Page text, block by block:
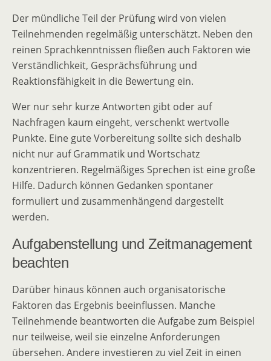
Der mündliche Teil der Prüfung wird von vielen
Teilnehmenden regelmäßig unterschätzt. Neben den
reinen Sprachkenntnissen fließen auch Faktoren wie
Verständlichkeit, Gesprächsführung und
Reaktionsfähigkeit in die Bewertung ein.
Wer nur sehr kurze Antworten gibt oder auf
Nachfragen kaum eingeht, verschenkt wertvolle
Punkte. Eine gute Vorbereitung sollte sich deshalb
nicht nur auf Grammatik und Wortschatz
konzentrieren. Regelmäßiges Sprechen ist eine große
Hilfe. Dadurch können Gedanken spontaner
formuliert und zusammenhängend dargestellt
werden.
Aufgabenstellung und Zeitmanagement
beachten
Darüber hinaus können auch organisatorische
Faktoren das Ergebnis beeinflussen. Manche
Teilnehmende beantworten die Aufgabe zum Beispiel
nur teilweise, weil sie einzelne Anforderungen
übersehen. Andere investieren zu viel Zeit in einen